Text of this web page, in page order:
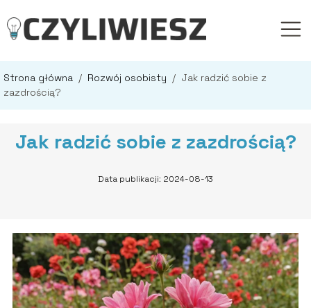
Strona główna / Rozwój osobisty / Jak radzić sobie z
zazdrością?
Jak radzić sobie z zazdrością?
Data publikacji: 2024-08-13